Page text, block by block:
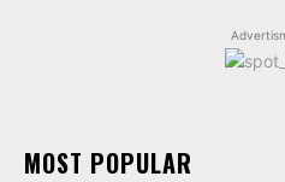
MOST POPULAR